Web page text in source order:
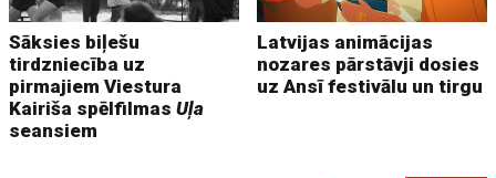
Sāksies biļešu
tirdzniecība uz
pirmajiem Viestura
Kairiša spēlfilmasUļa
seansiem
Latvijas animācijas
nozares pārstāvji dosies
uz Ansī festivālu un tirgu